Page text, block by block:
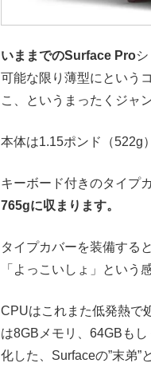
いままでのSurface Pro
可能な限り薄型にという
こ、というまったくジャ
本体は1.15ポンド（522g
キーボード付きのタイプ
765gに収まります。
タイプカバーを装備する
「よっこいしょ」という
CPUはこれまた低発熱で
は8GBメモリ、64GBも
化した、Surfaceの”末弟”